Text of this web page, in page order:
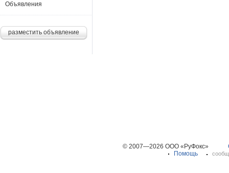
Объявления
разместить объявление
© 2007—2026 ООО «РуФокс»
Помощь